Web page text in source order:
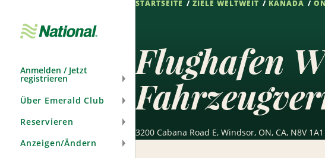
Anmelden / Jetzt
registrieren
Über Emerald Club
Reservieren
Anzeigen/Ändern
STARTSEITE ZIELE WELTWEIT KANADA
Flughafen
3200 Cabana Road E, Windsor, ON, CA, N8V 1A1